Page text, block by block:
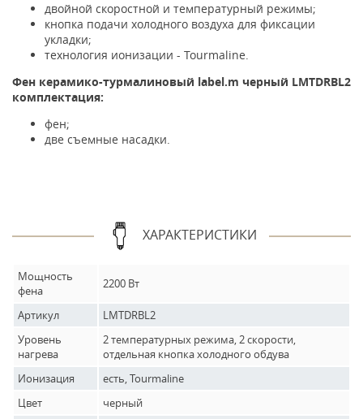
двойной скоростной и температурный режимы;
кнопка подачи холодного воздуха для фиксации
укладки;
технология ионизации - Tourmaline.
Фен керамико-турмалиновый label.m черный LMTDRBL2
комплектация:
фен;
две съемные насадки.
ХАРАКТЕРИСТИКИ
Мощность
фена
2200 Вт
Артикул
LMTDRBL2
Уровень
нагрева
2 температурных режима, 2 скорости,
отдельная кнопка холодного обдува
Ионизация
есть, Tourmaline
Цвет
черный